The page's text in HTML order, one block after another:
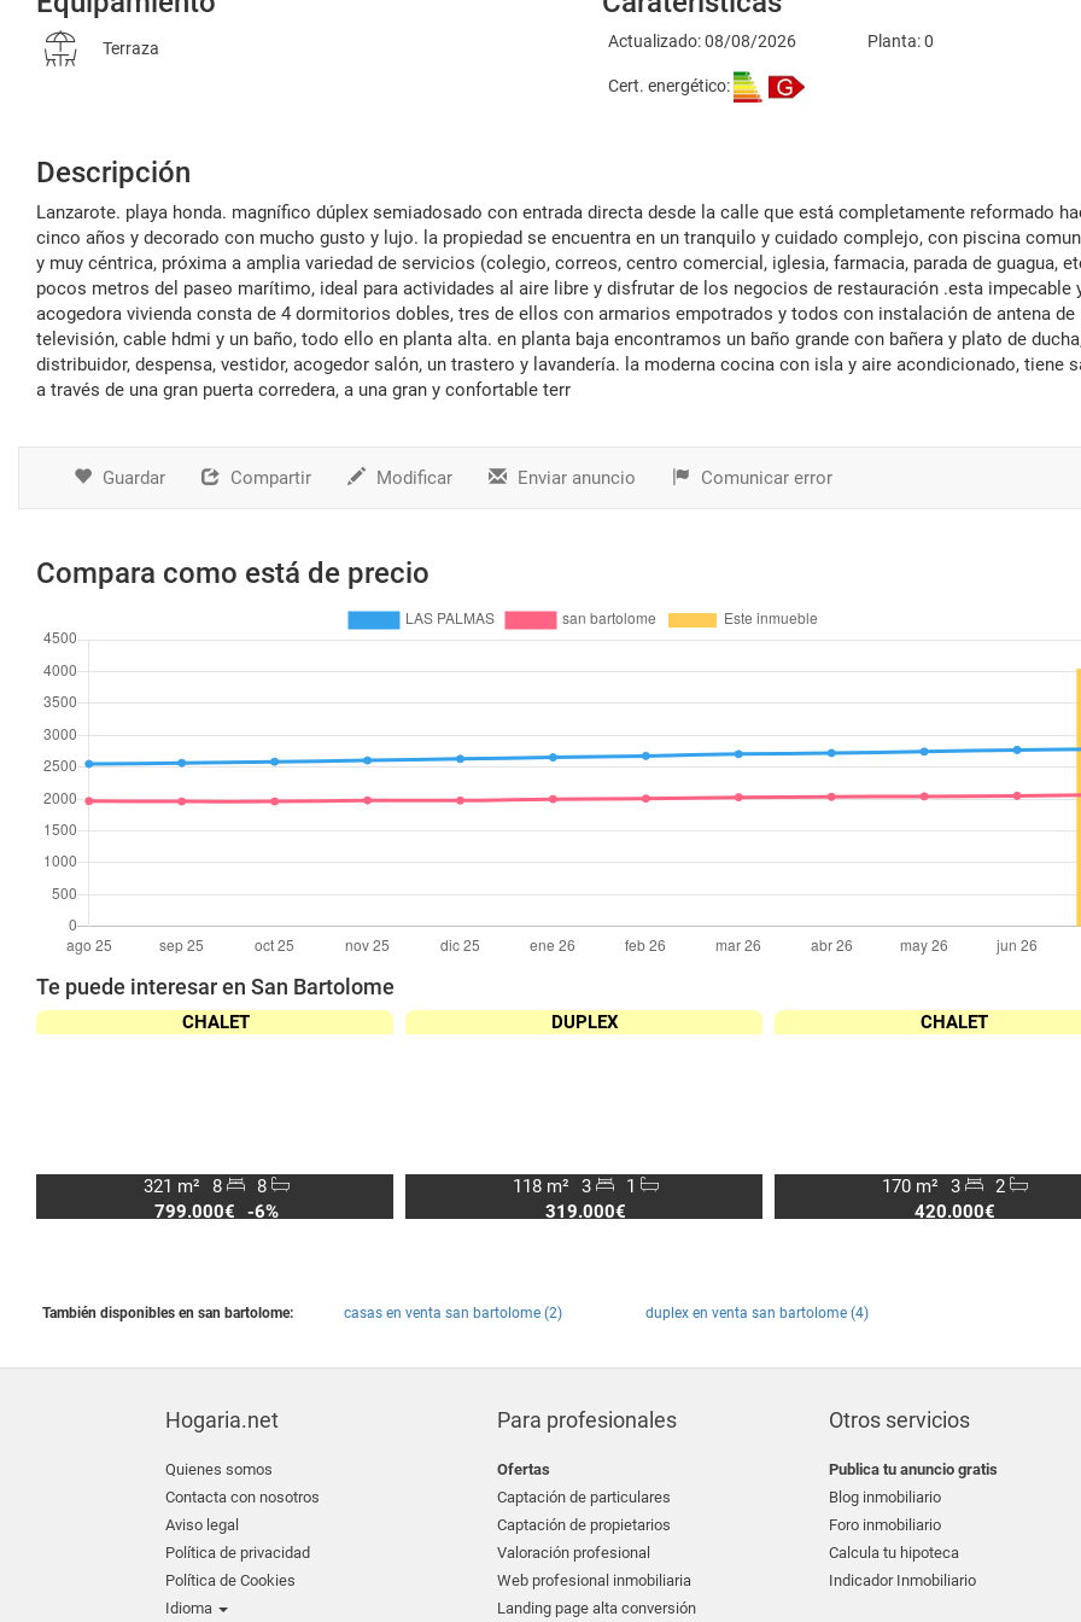
Terraza Actualizado: 08/08/2026 Planta: 0
Cert. energético:
Descripción
lanzarote. playa honda. magnífico dúplex semiadosado con entrada directa desde la calle que está completamente reformado hace
cinco años y decorado con mucho gusto y lujo. la propiedad se encuentra en un tranquilo y cuidado complejo, con piscina
y muy céntrica, próxima a amplia variedad de servicios (colegio, correos, centro comercial, iglesia, farmacia, parada de guagua,
pocos metros del paseo marítimo, ideal para actividades al aire libre y disfrutar de los negocios de restauración .esta impecable
acogedora vivienda consta de 4 dormitorios dobles, tres de ellos con armarios empotrados y todos con instalación de antena de
televisión, cable hdmi y un baño, todo ello en planta alta. en planta baja encontramos un baño grande con bañera y plato de
distribuidor, despensa, vestidor, acogedor salón, un trastero y lavandería. la moderna cocina con isla y aire acondicionado, tiene
a través de una gran puerta corredera, a una gran y confortable terr
Guardar Compartir Modificar Enviar anuncio Comunicar error
Compara como está de precio
Te puede interesar en San Bartolome
CHALET
321 m² 8
8
799.000€
-6%
DUPLEX
118 m² 3
1
319.000€
CHALET
170 m² 3
2
420.000€
También disponibles en san bartolome: casas en venta san bartolome (2) duplex en venta san bartolome (4)
Hogaria.net
Quienes somos
Contacta con nosotros
Aviso legal
Política de privacidad
Política de Cookies
Idioma
Para profesionales
Ofertas
Captación de particulares
Captación de propietarios
Valoración profesional
Web profesional inmobiliaria
Landing page alta conversión
Otros servicios
Publica tu anuncio gratis
Blog inmobiliario
Foro inmobiliario
Calcula tu hipoteca
Indicador Inmobiliario